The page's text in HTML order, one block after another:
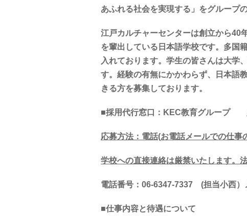
あふれる社会を実現する」をグループ
江戸カルチャーセンターは創立から40
を輩出している日本語学校です。多国
入れております。学生の皆さんは大学
す。経験の有無にかかわらず、日本語
きる方を募集しております。
■採用代行窓口： KEC教育グループ
応募方法：電話(お電話メールでの仕事
学校への直接連絡は厳禁いたします。
電話番号： 06-6347-7337 (担当小西
■仕事内容と待遇について